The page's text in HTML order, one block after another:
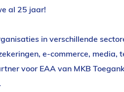
al 25 jaar!
in verschillende
e-commerce, media,
voor EAA van MKB